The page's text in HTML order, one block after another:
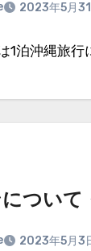
2023年5月
1泊沖縄旅行
ついて
2023年5月3